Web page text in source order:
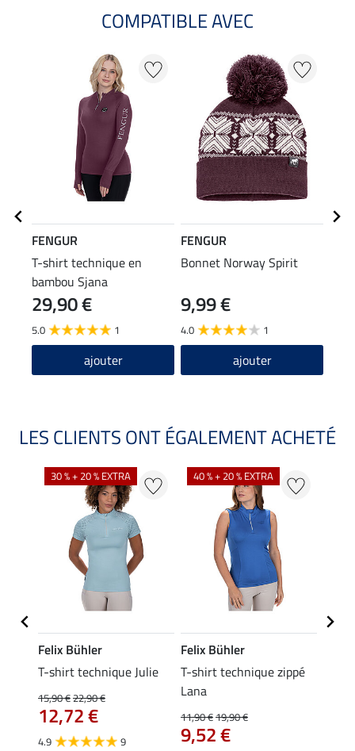
COMPATIBLE AVEC
FENGUR
T-shirt technique en
bambou Sjana
29,90 €
5.0 1
ajouter
FENGUR
Bonnet Norway Spirit
9,99 €
4.0 1
ajouter
LES CLIENTS ONT ÉGALEMENT ACHETÉ
30 % + 20 % EXTRA
Felix Bühler
T-shirt technique Julie
15,90 €22,90 €
12,72 €
4.9 9
40 % + 20 % EXTRA
Felix Bühler
T-shirt technique zippé
Lana
11,90 €19,90 €
9,52 €